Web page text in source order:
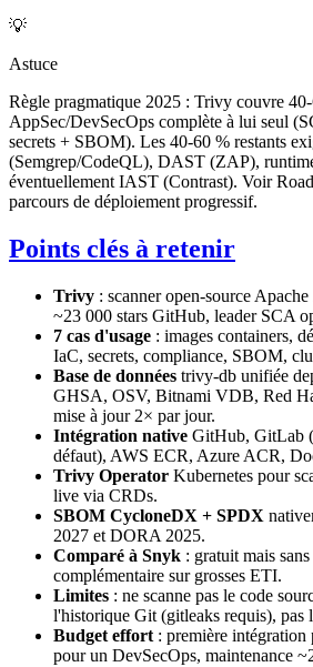
💡
Astuce
Règle pragmatique 2025 : Trivy couvre
AppSec/DevSecOps complète à lui seul
secrets + SBOM). Les 40-60 % restants
(Semgrep/CodeQL), DAST (ZAP),
éventuellement IAST (Contrast). Voir
parcours de déploiement progressif.
Points clés à retenir
Trivy : scanner open-source
~23 000 stars GitHub, leader SCA
7 cas d'usage : images containers,
IaC, secrets, compliance, SBOM,
Base de données trivy-db unifiée
GHSA, OSV, Bitnami VDB, Red
mise à jour 2× par jour.
Intégration native GitHub, GitLab
défaut), AWS ECR, Azure ACR,
Trivy Operator Kubernetes pour
live via CRDs.
SBOM CycloneDX + SPDX
2027 et DORA 2025.
Comparé à Snyk : gratuit mais
complémentaire sur grosses ETI.
Limites : ne scanne pas le code
l'historique Git (gitleaks requis), pas
Budget effort : première
pour un DevSecOps, maintenance